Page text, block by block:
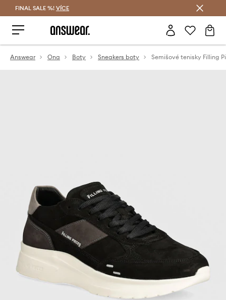
FINAL SALE %! VÍCE
Answear Ona Boty Sneakers boty